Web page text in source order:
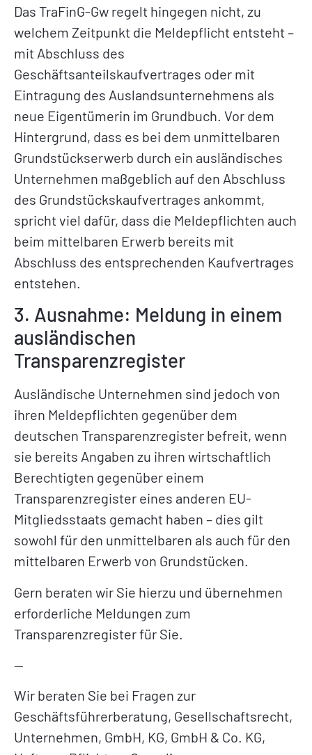
Das TraFinG-Gw regelt hingegen nicht, zu
welchem Zeitpunkt die Meldepflicht entsteht –
mit Abschluss des
Geschäftsanteilskaufvertrages oder mit
Eintragung des Auslandsunternehmens als
neue Eigentümerin im Grundbuch. Vor dem
Hintergrund, dass es bei dem unmittelbaren
Grundstückserwerb durch ein ausländisches
Unternehmen maßgeblich auf den Abschluss
des Grundstückskaufvertrages ankommt,
spricht viel dafür, dass die Meldepflichten auch
beim mittelbaren Erwerb bereits mit
Abschluss des entsprechenden Kaufvertrages
entstehen.
3. Ausnahme: Meldung in einem
ausländischen
Transparenzregister
Ausländische Unternehmen sind jedoch von
ihren Meldepflichten gegenüber dem
deutschen Transparenzregister befreit, wenn
sie bereits Angaben zu ihren wirtschaftlich
Berechtigten gegenüber einem
Transparenzregister eines anderen EU-
Mitgliedsstaats gemacht haben – dies gilt
sowohl für den unmittelbaren als auch für den
mittelbaren Erwerb von Grundstücken.
Gern beraten wir Sie hierzu und übernehmen
erforderliche Meldungen zum
Transparenzregister für Sie.
—
Wir beraten Sie bei Fragen zur
Geschäftsführerberatung, Gesellschaftsrecht,
Unternehmen, GmbH, KG, GmbH & Co. KG,